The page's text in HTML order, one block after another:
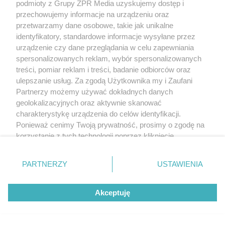
podmioty z Grupy ZPR Media uzyskujemy dostęp i
przechowujemy informacje na urządzeniu oraz
przetwarzamy dane osobowe, takie jak unikalne
identyfikatory, standardowe informacje wysyłane przez
urządzenie czy dane przeglądania w celu zapewniania
spersonalizowanych reklam, wybór spersonalizowanych
treści, pomiar reklam i treści, badanie odbiorców oraz
ulepszanie usług. Za zgodą Użytkownika my i Zaufani
Partnerzy możemy używać dokładnych danych
geolokalizacyjnych oraz aktywnie skanować
charakterystykę urządzenia do celów identyfikacji.
Ponieważ cenimy Twoją prywatność, prosimy o zgodę na
korzystanie z tych technologii poprzez kliknięcie
zmienić/wycofać klikając przycisk ustawień prywatności
znajdujący się w lewym dolnym rogu strony
rodzaje przetwarzania danych nie wymagają zgody
użytkownika, ale masz prawo sprzeciwić się takiemu
przetwarzaniu. Preferencje będą miały zastosowanie tylko
PARTNERZY USTAWIENIA
Akceptuję